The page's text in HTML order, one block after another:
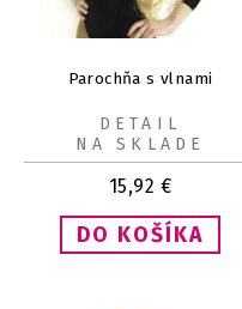
Parochňa s vlnami
15,92 €
DETAIL
NA SKLADE